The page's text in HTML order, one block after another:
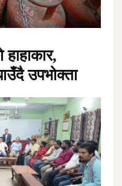
उपभोक्ता